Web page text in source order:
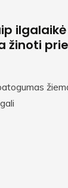
ilgalaikė
žinoti